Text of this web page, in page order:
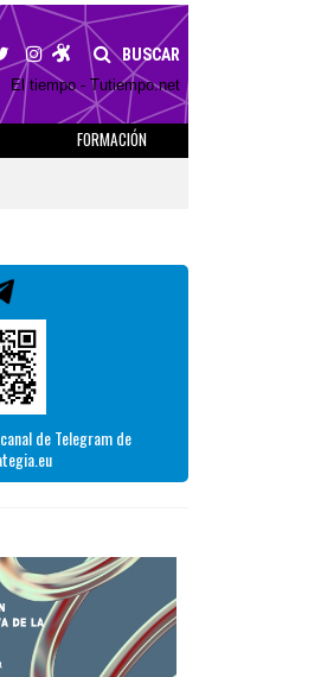
BUSCAR
El tiempo - Tutiempo.net
FORMACIÓN
de Telegram de